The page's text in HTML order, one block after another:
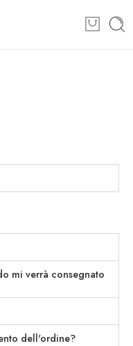
mi verrà consegnato
dell'ordine?